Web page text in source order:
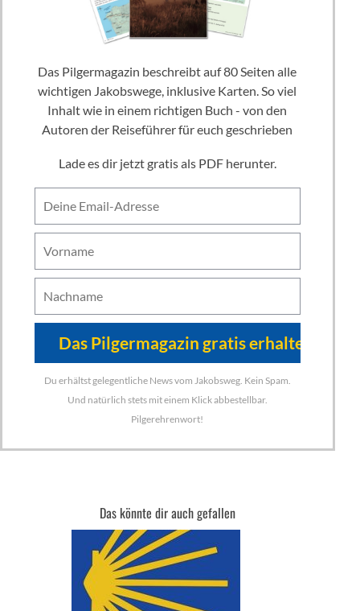
Das Pilgermagazin beschreibt auf 80 Seiten alle
wichtigen Jakobswege, inklusive Karten. So viel
Inhalt wie in einem richtigen Buch - von den
Autoren der Reiseführer für euch geschrieben
Lade es dir jetzt gratis als PDF herunter.
Du erhältst gelegentliche News vom Jakobsweg. Kein Spam.
Und natürlich stets mit einem Klick abbestellbar.
Pilgerehrenwort!
Das könnte dir auch gefallen